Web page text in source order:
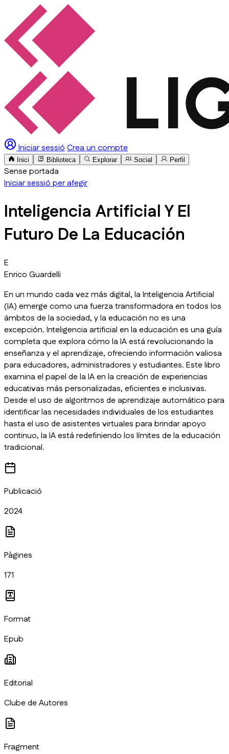
Iniciar sessióCrea un compte
Inici Biblioteca Explorar Social Perfil
Sense portada
Iniciar sessió per afegir
Inteligencia Artificial Y El
Futuro De La Educación
E
Enrico Guardelli
En un mundo cada vez más digital, la Inteligencia Artificial
(IA) emerge como una fuerza transformadora en todos los
ámbitos de la sociedad, y la educación no es una
excepción. Inteligencia artificial en la educación es una guía
completa que explora cómo la IA está revolucionando la
enseñanza y el aprendizaje, ofreciendo información valiosa
para educadores, administradores y estudiantes. Este libro
examina el papel de la IA en la creación de experiencias
educativas más personalizadas, eficientes e inclusivas.
Desde el uso de algoritmos de aprendizaje automático para
identificar las necesidades individuales de los estudiantes
hasta el uso de asistentes virtuales para brindar apoyo
continuo, la IA está redefiniendo los límites de la educación
tradicional.
Publicació
2024
Pàgines
171
Format
Epub
Editorial
​Clube de Autores
Fragment